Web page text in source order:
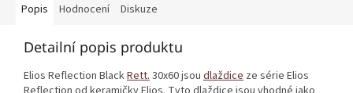
Popis Hodnocení Diskuze
Detailní popis produktu
Elios Reflection BlackRett.30x60 jsou dlaždice ze série Elios